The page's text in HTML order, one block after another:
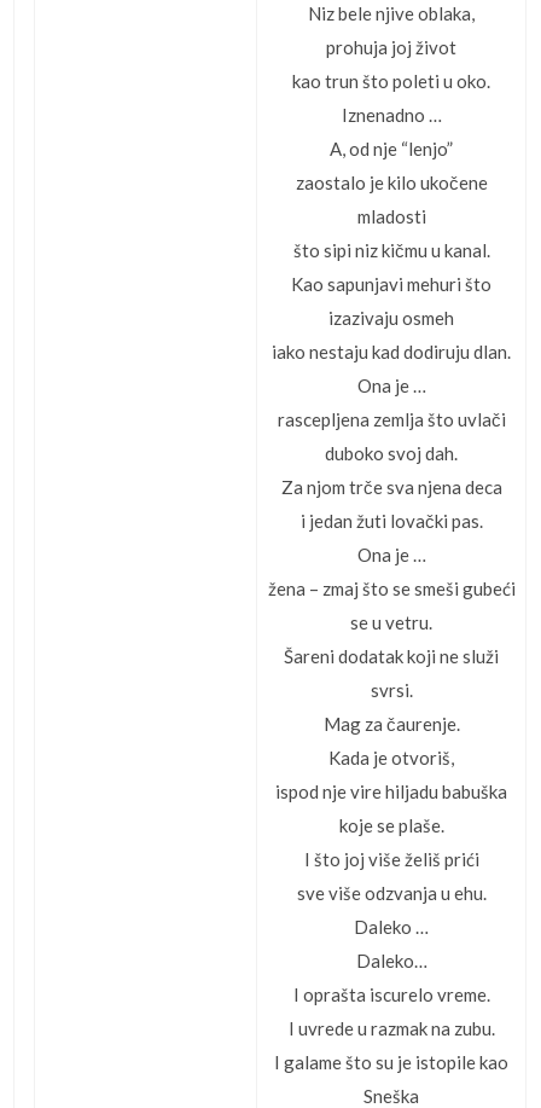
Niz bele njive oblaka,
prohuja joj život
kao trun što poleti u oko.
Iznenadno …
A, od nje “lenjo”
zaostalo je kilo ukočene
mladosti
što sipi niz kičmu u kanal.
Kao sapunjavi mehuri što
izazivaju osmeh
iako nestaju kad dodiruju dlan.
Ona je …
rascepljena zemlja što uvlači
duboko svoj dah.
Za njom trče sva njena deca
i jedan žuti lovački pas.
Ona je …
žena – zmaj što se smeši gubeći
se u vetru.
Šareni dodatak koji ne služi
svrsi.
Mag za čaurenje.
Kada je otvoriš,
ispod nje vire hiljadu babuška
koje se plaše.
I što joj više želiš prići
sve više odzvanja u ehu.
Daleko …
Daleko…
I oprašta iscurelo vreme.
I uvrede u razmak na zubu.
I galame što su je istopile kao
Sneška